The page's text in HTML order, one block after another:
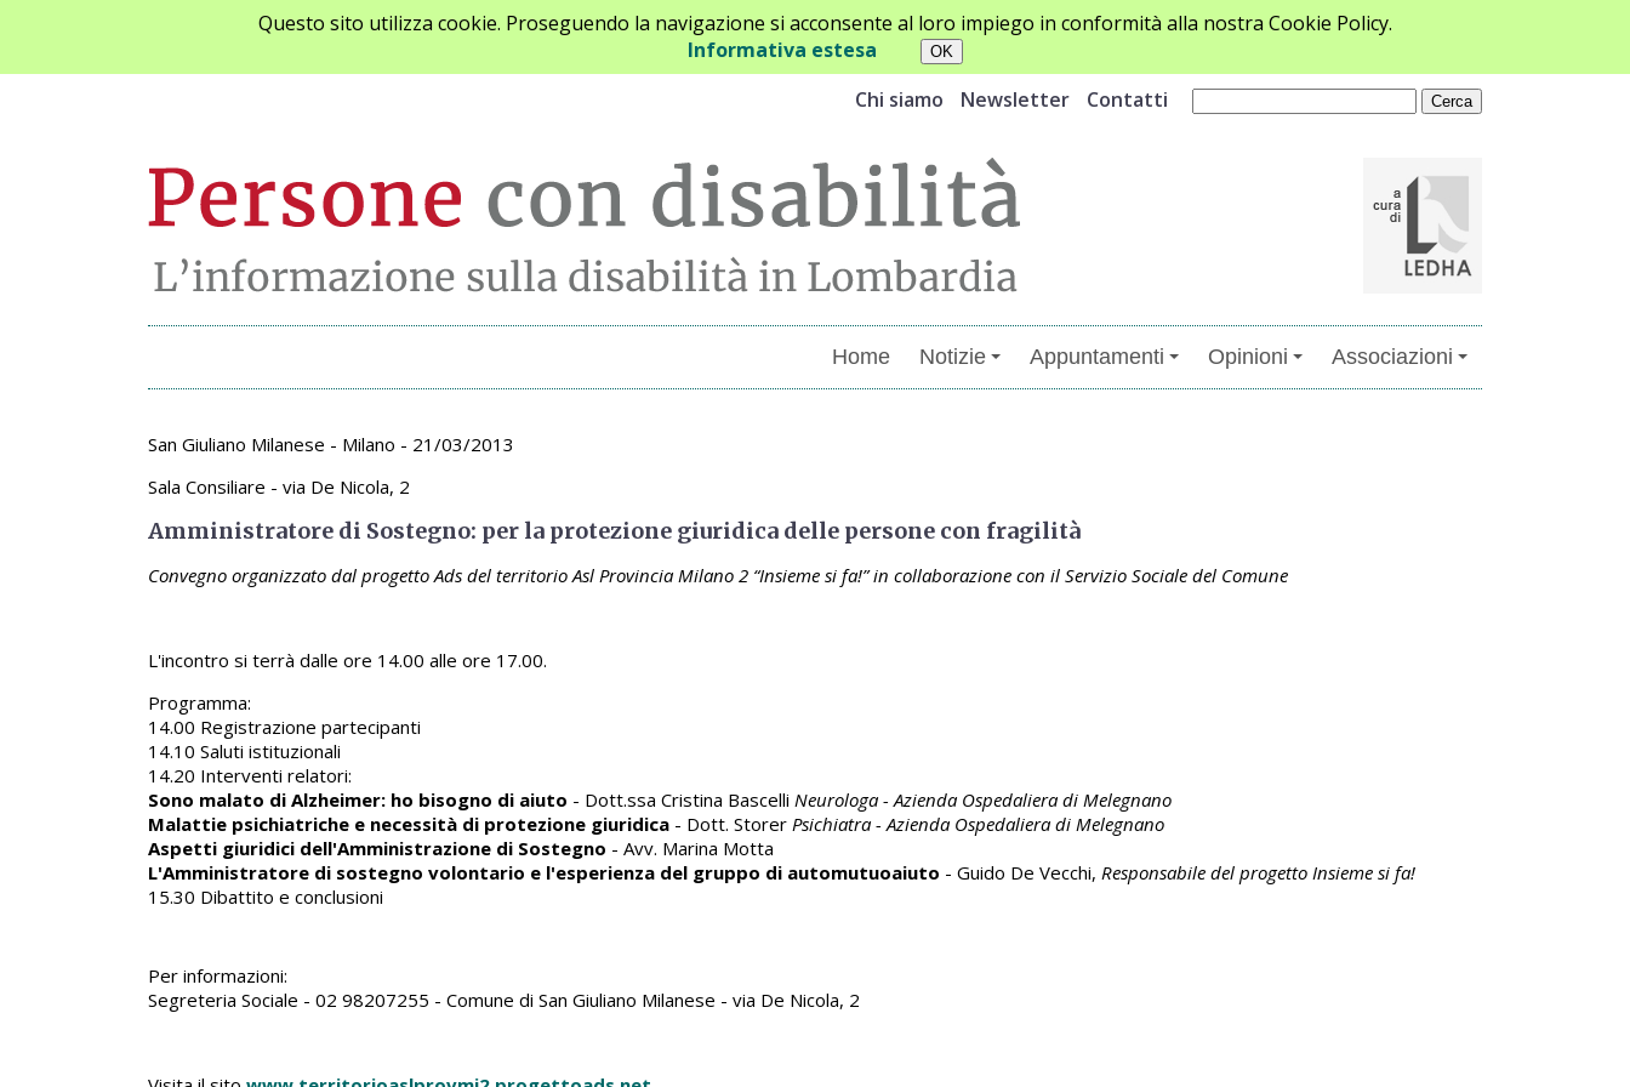
Questo sito utilizza cookie. Proseguendo la navigazione si acconsente al loro impiego in conformità alla nostra Cookie Policy.
Informativa estesa
Chi siamo
Newsletter Contatti
Home Notizie Appuntamenti Opinioni Associazioni
Archivio appuntamenti
San Giuliano Milanese - Milano - 21/03/2013
Sala Consiliare - via De Nicola, 2
Amministratore di Sostegno: per la protezione giuridica delle persone con fragilità
Convegno organizzato dal progetto Ads del territorio Asl Provincia Milano 2 “Insieme si fa!” in collaborazione con il Servizio Sociale del Comune
L'incontro si terrà dalle ore 14.00 alle ore 17.00.
Programma:
14.00 Registrazione partecipanti
14.10 Saluti istituzionali
14.20 Interventi relatori:
Sono malato di Alzheimer: ho bisogno di aiuto - Dott.ssa Cristina Bascelli Neurologa - Azienda Ospedaliera di Melegnano
Malattie psichiatriche e necessità di protezione giuridica - Dott. Storer Psichiatra - Azienda Ospedaliera di Melegnano
Aspetti giuridici dell'Amministrazione di Sostegno - Avv. Marina Motta
L'Amministratore di sostegno volontario e l'esperienza del gruppo di automutuoaiuto - Guido De Vecchi, Responsabile del progetto Insieme si fa!
15.30 Dibattito e conclusioni
Per informazioni:
Segreteria Sociale - 02 98207255 - Comune di San Giuliano Milanese - via De Nicola, 2